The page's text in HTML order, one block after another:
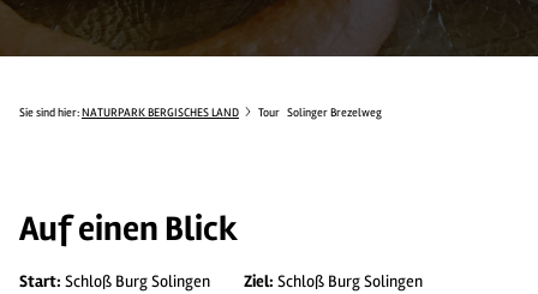
Sie sind hier:NATURPARK BERGISCHES LAND Tour Solinger Brezelweg
Auf einen Blick
Start: Schloß Burg Solingen Ziel: Schloß Burg Solingen